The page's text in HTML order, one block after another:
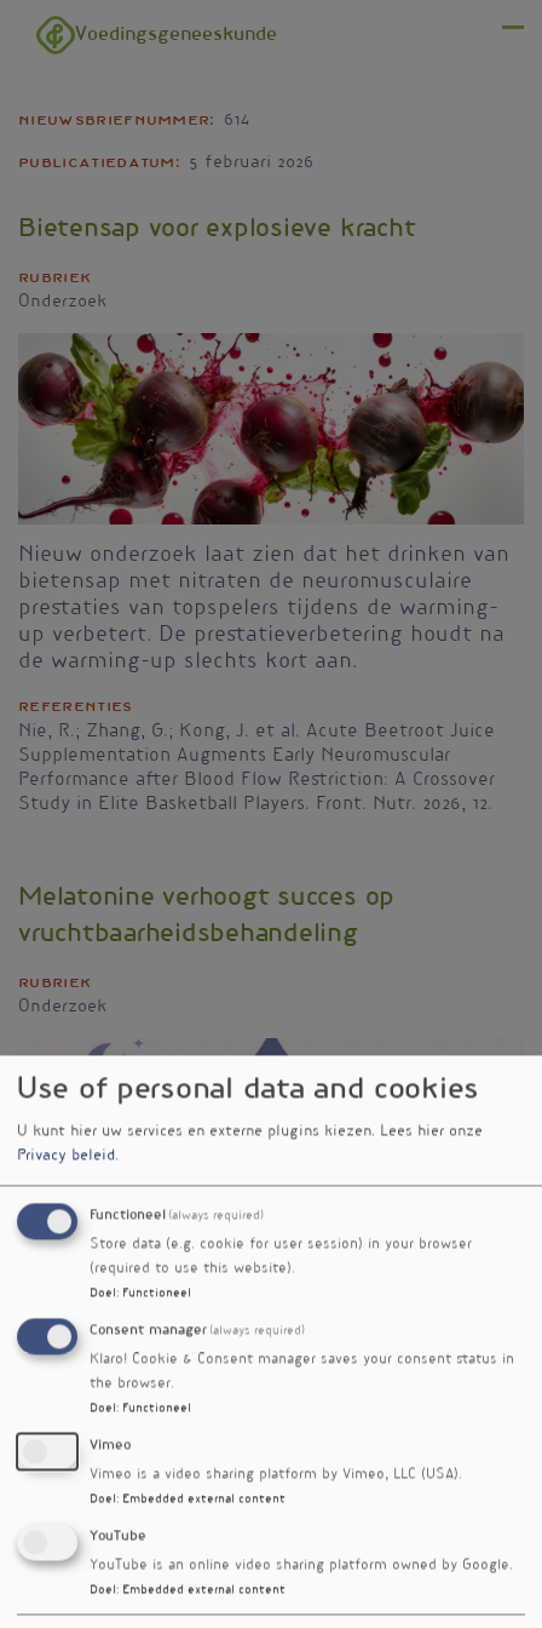
Overslaan en naar de inhoud gaan
Voedingsgeneeskunde
Nieuwsbriefnummer 614
Publicatiedatum 5 februari 2026
Bietensap voor explosieve kracht
Rubriek
Onderzoek
Nieuw onderzoek laat zien dat het drinken van
bietensap met nitraten de neuromusculaire
prestaties van topspelers tijdens de warming-
up verbetert. De prestatieverbetering houdt na
de warming-up slechts kort aan.
Referenties
Nie, R.; Zhang, G.; Kong, J. et al. Acute Beetroot Juice
Supplementation Augments Early Neuromuscular
Performance after Blood Flow Restriction: A Crossover
Study in Elite Basketball Players. Front. Nutr. 2026, 12.
Melatonine verhoogt succes op
vruchtbaarheidsbehandeling
Rubriek
Onderzoek
Volgens een laatste stand van zaken verhoogt
melatonine de kans op zwangerschap bij
vrouwen die een vruchtbaarheidsbehandeling
ondergaan. Melatonine verhoogt het
succespercentage met bijna 60% en ook het
aantal kwaliteitsvolle embryo's. De meta-
duizend onvruchtbare vrouwen.
Referenties
outcomes of women with ART: a systematic review and
meta-analysis of randomized trials. Front Reprod Health.
2025; 7:1680984 doi:10.3389/frph.2025.1680984
Use of personal data and cookies
U kunt hier uw services en externe plugins kiezen. Lees hier onze
Privacy beleid.
Functioneel (always required)
Store data (e.g. cookie for user session) in your browser
(required to use this website).
Doel : Functioneel
Consent manager (always required)
Klaro! Cookie & Consent manager saves your consent status in
the browser.
Doel : Functioneel
Vimeo
Vimeo is a video sharing platform by Vimeo, LLC (USA).
Doel : Embedded external content
YouTube
YouTube is an online video sharing platform owned by Google.
Doel : Embedded external content